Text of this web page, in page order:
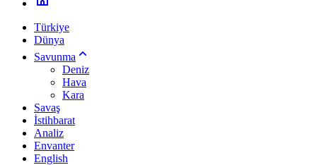
Türkiye
Dünya
Savunma
Deniz
Hava
Kara
Savaş
İstihbarat
Analiz
Envanter
English